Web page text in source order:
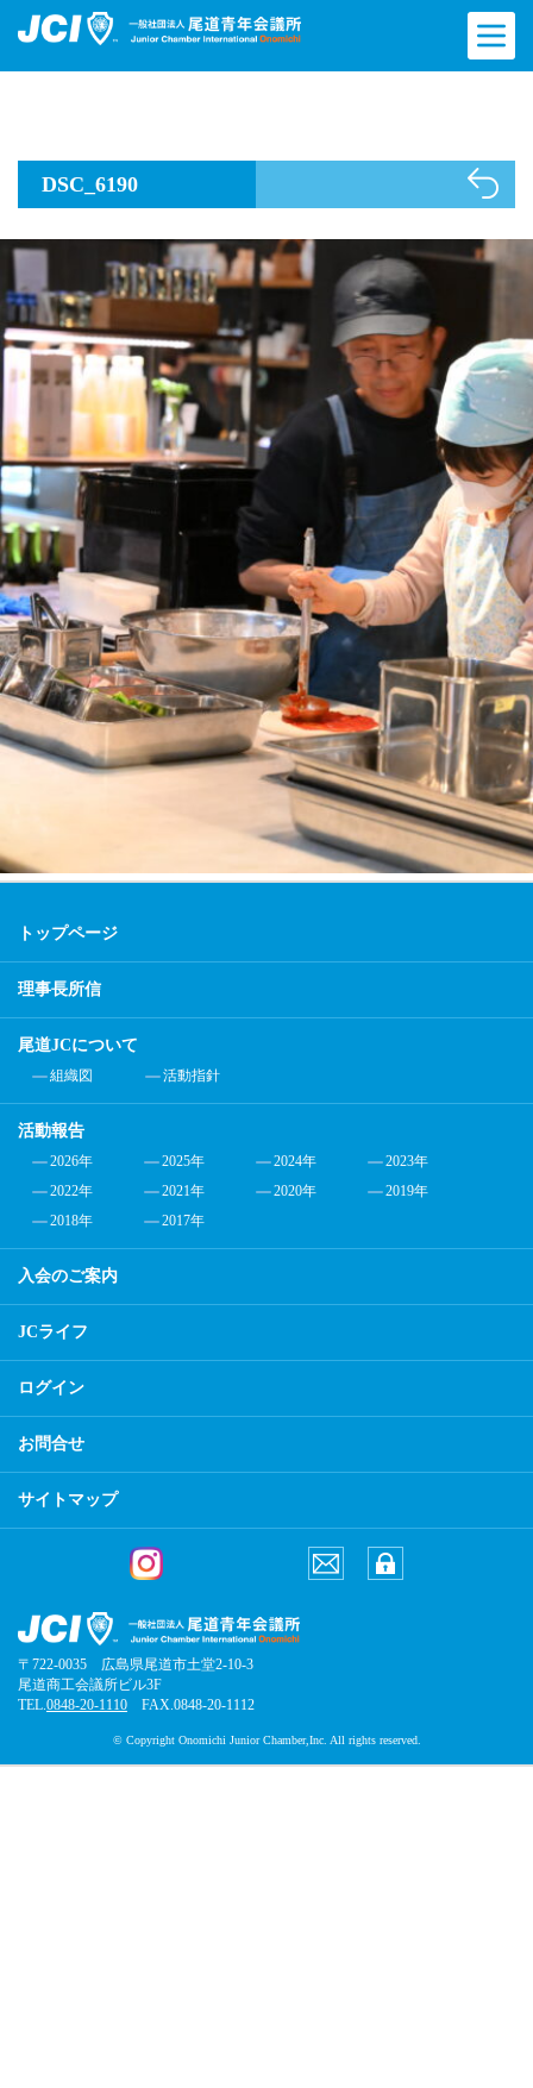
DSC_6190
トップページ
理事長所信
尾道JCについて
組織図 活動指針
活動報告
2026年 2025年 2024年
2023年
2022年
2021年 2020年
2019年
2018年
2017年
入会のご案内
JCライフ
ログイン
お問合せ
サイトマップ
〒722-0035 広島県尾道市土堂2-10-3
尾道商工会議所ビル3F
TEL.0848-20-1110 FAX.0848-20-1112
© Copyright Onomichi Junior Chamber,Inc. All rights reserved.